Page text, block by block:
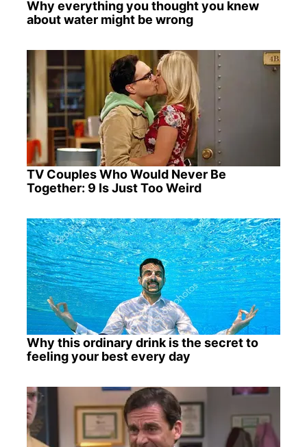
Why everything you thought you knew
about water might be wrong
TV Couples Who Would Never Be
Together: 9 Is Just Too Weird
Why this ordinary drink is the secret to
feeling your best every day